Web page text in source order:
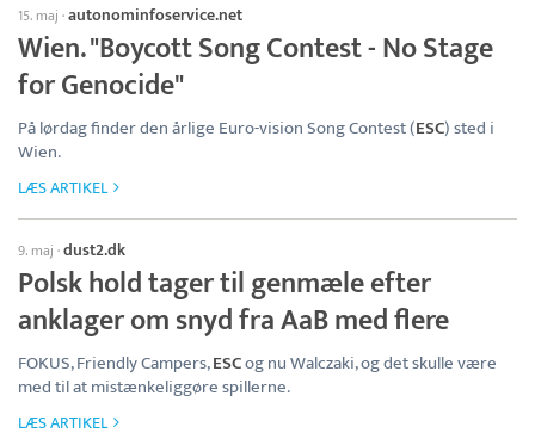
15. maj ·autonominfoservice.net
Wien. "Boycott Song Contest - No Stage
for Genocide"
På lørdag finder den årlige Euro-vision Song Contest (ESC) sted i
Wien.
LÆS ARTIKEL
9. maj ·dust2.dk
Polsk hold tager til genmæle efter
anklager om snyd fra AaB med flere
FOKUS, Friendly Campers,ESCog nu Walczaki, og det skulle være
med til at mistænkeliggøre spillerne.
LÆS ARTIKEL